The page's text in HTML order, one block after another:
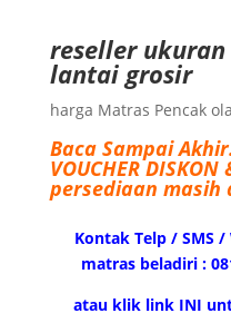
reseller
lantai grosir
harga Matras Pencak
Baca Sampai
VOUCHER
persediaan masih
Kontak Telp / SMS
matras beladiri :
atau klik link INI